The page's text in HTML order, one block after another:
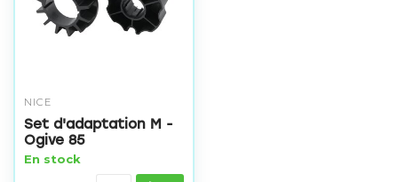
NICE
Set d'adaptation M -
Ogive 85
En stock